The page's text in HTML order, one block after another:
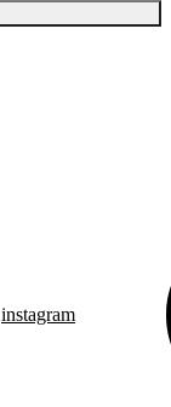
instagram